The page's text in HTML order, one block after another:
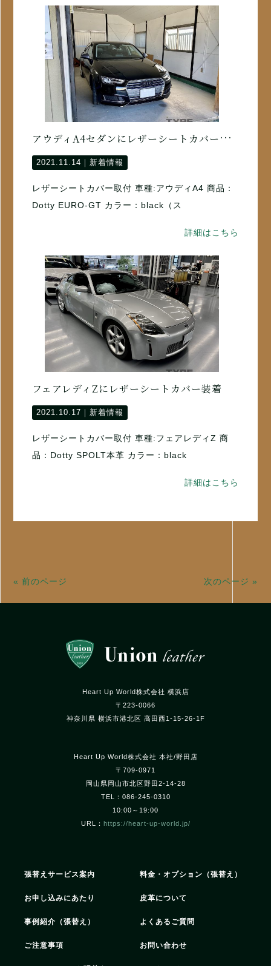
ア
ウディA4セダンにレザーシートカバー取付け
2021.11.14｜ 新着情報
レザーシートカバー取付 車種:アウディA4 商品：
Dotty EURO-GT カラー：black（ス
詳細はこちら
フェアレディZにレザーシートカバー装着
2021.10.17｜ 新着情報
レザーシートカバー取付 車種:フェアレディZ 商
品：Dotty SPOLT本革 カラー：black
詳細はこちら
« 前のページ 次のページ »
Heart Up World株式会社 横浜店
〒223-0066
神奈川県 横浜市港北区 高田西1-15-26-1F
Heart Up World株式会社 本社/野田店
〒709-0971
岡山県岡山市北区野田2-14-28
TEL：086-245-0310
10:00～19:00
URL： https://heart-up-world.jp/
張替えサービス案内 料金・オプション（張替え）
お申し込みにあたり 皮革について
事例紹介（張替え） よくあるご質問
ご注意事項 お問い合わせ